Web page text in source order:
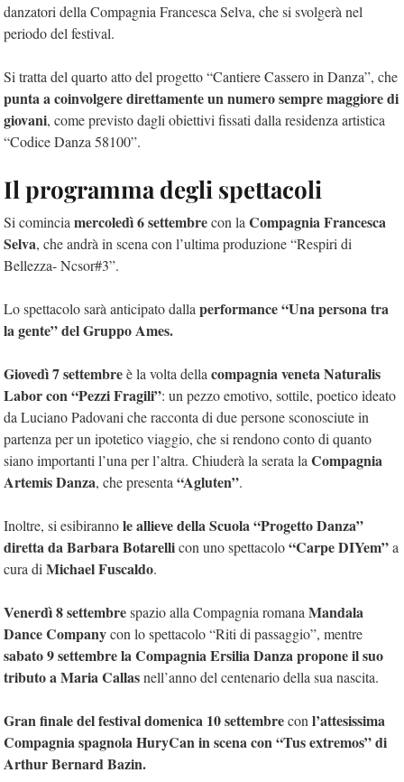
danzatori della Compagnia Francesca Selva, che si svolgerà nel
periodo del festival.
Si tratta del quarto atto del progetto “Cantiere Cassero in Danza”, che
punta a coinvolgere direttamente un numero sempre maggiore di
giovani, come previsto dagli obiettivi fissati dalla residenza artistica
“Codice Danza 58100”.
Il programma degli spettacoli
Si comincia mercoledì 6 settembrecon la Compagnia Francesca
Selva, che andrà in scena con l’ultima produzione “Respiri di
Bellezza- Ncsor#3”.
Lo spettacolo sarà anticipato dalla performance “Una persona tra
la gente” del Gruppo Ames.
Giovedì 7 settembreè la volta della compagnia veneta Naturalis
Labor con “Pezzi Fragili”: un pezzo emotivo, sottile, poetico ideato
da Luciano Padovani che racconta di due persone sconosciute in
partenza per un ipotetico viaggio, che si rendono conto di quanto
siano importanti l’una per l’altra. Chiuderà la serata la Compagnia
ArtemisDanza, che presenta “Agluten”.
Inoltre, si esibirannole allieve della Scuola “Progetto Danza”
diretta da Barbara Botarellicon uno spettacolo“Carpe DIYem”a
cura di Michael Fuscaldo.
Venerdì 8 settembrespazio alla Compagnia romana Mandala
Dance Companycon lo spettacolo “Riti di passaggio”, mentre
sabato 9 settembre la Compagnia Ersilia Danza propone il suo
tributo a Maria Callasnell’anno del centenario della sua nascita.
Gran finale del festival domenica 10 settembrecon l’attesissima
Compagnia spagnola HuryCan in scena con “Tus extremos” di
Arthur Bernard Bazin.